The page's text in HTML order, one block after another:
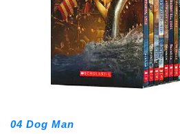
04 Dog Man